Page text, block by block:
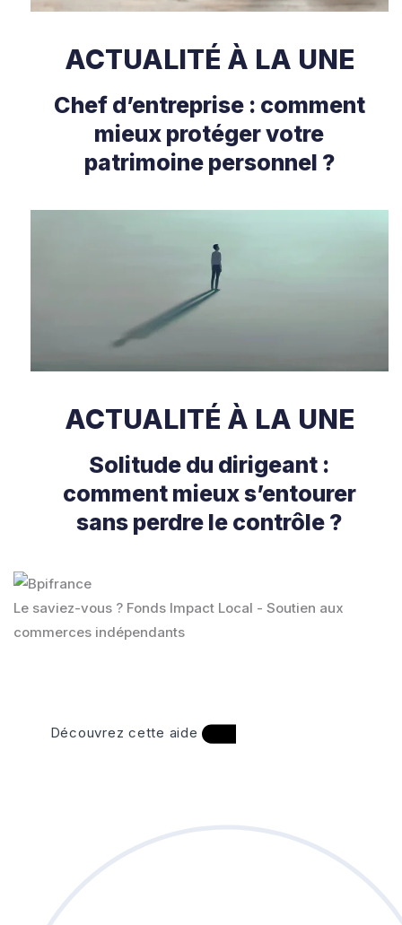
ACTUALITÉ À LA UNE
Chef d’entreprise : comment
mieux protéger votre
patrimoine personnel ?
ACTUALITÉ À LA UNE
Solitude du dirigeant :
comment mieux s’entourer
sans perdre le contrôle ?
Le saviez-vous ? Fonds Impact Local - Soutien aux
commerces indépendants
Découvrez cette aide